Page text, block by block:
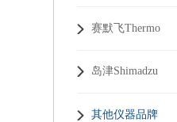
赛默飞Thermo
岛津Shimadzu
其他仪器品牌